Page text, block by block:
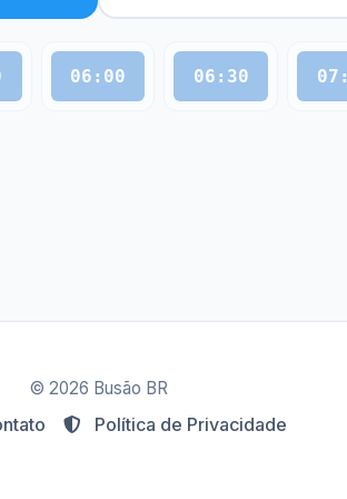
06:00 06:30
© 2026 Busão BR
Política de Privacidade